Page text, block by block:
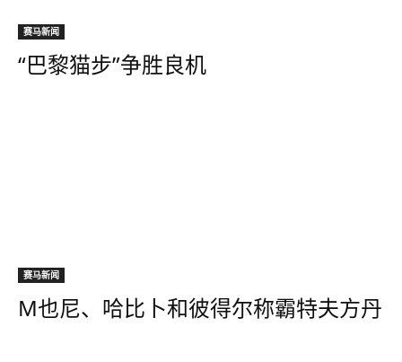
赛马新闻
“巴黎猫步”争胜良机
赛马新闻
M也尼、哈比卜和彼得尔称霸特夫方丹